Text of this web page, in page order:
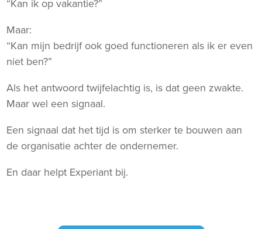
“Kan ik op vakantie?”
Maar:
“Kan mijn bedrijf ook goed functioneren als ik er even
niet ben?”
Als het antwoord twijfelachtig is, is dat geen zwakte.
Maar wel een signaal.
Een signaal dat het tijd is om sterker te bouwen aan
de organisatie achter de ondernemer.
En daar helpt Experiant bij.